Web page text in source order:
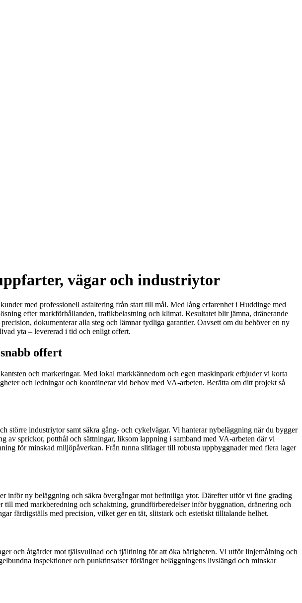
vägar och industriytor
med professionell asfaltering från start till mål. Med lång erfarenhet i Huddinge med
efter markförhållanden, trafikbelastning och klimat. Resultatet blir jämna, dränerande
dokumenterar alla steg och lämnar tydliga garantier. Oavsett om du behöver en ny
yta – levererad i tid och enligt offert.
offert
och markeringar. Med lokal markkännedom och egen maskinpark erbjuder vi korta
och ledningar och koordinerar vid behov med VA-arbeten. Berätta om ditt projekt så
större industriytor samt säkra gång- och cykelvägar. Vi hanterar nybeläggning när du bygger
av sprickor, potthål och sättningar, liksom lappning i samband med VA-arbeten där vi
för minskad miljöpåverkan. Från tunna slitlager till robusta uppbyggnader med flera lager
inför ny beläggning och säkra övergångar mot befintliga ytor. Därefter utför vi fine grading
med markberedning och schaktning, grundförberedelser inför byggnation, dränering och
färdigställs med precision, vilket ger en tät, slitstark och estetiskt tilltalande helhet.
och åtgärder mot tjälsvullnad och tjältining för att öka bärigheten. Vi utför linjemålning och
inspektioner och punktinsatser förlänger beläggningens livslängd och minskar